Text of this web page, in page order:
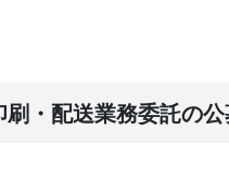
刷・配送業務委託の